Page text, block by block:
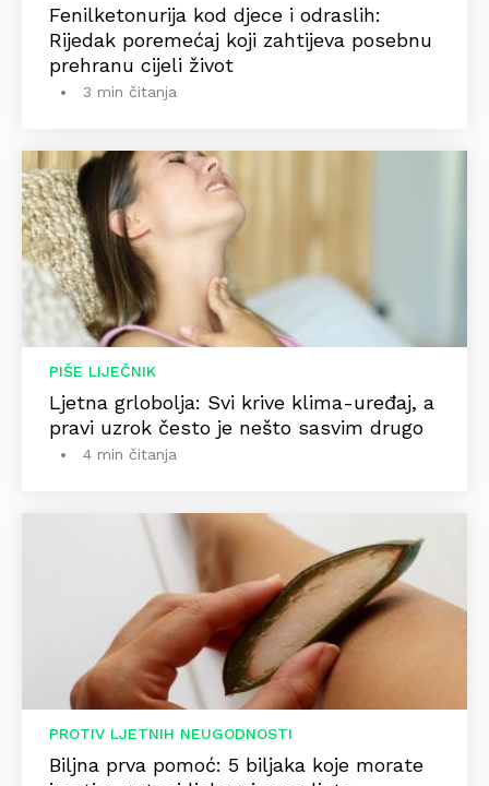
Fenilketonurija kod djece i odraslih:
Rijedak poremećaj koji zahtijeva posebnu
prehranu cijeli život
3 min čitanja
PIŠE LIJEČNIK
Ljetna grlobolja: Svi krive klima-uređaj, a
pravi uzrok često je nešto sasvim drugo
4 min čitanja
PROTIV LJETNIH NEUGODNOSTI
Biljna prva pomoć: 5 biljaka koje morate